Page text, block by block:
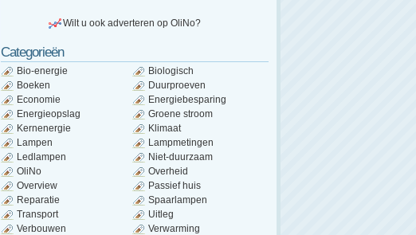
Wilt u ook adverteren op OliNo?
Categorieën
Bio-energie
Biologisch
Boeken
Duurproeven
Economie
Energiebesparing
Energieopslag
Groene stroom
Kernenergie
Klimaat
Lampen
Lampmetingen
Ledlampen
Niet-duurzaam
OliNo
Overheid
Overview
Passief huis
Reparatie
Spaarlampen
Transport
Uitleg
Verbouwen
Verwarming